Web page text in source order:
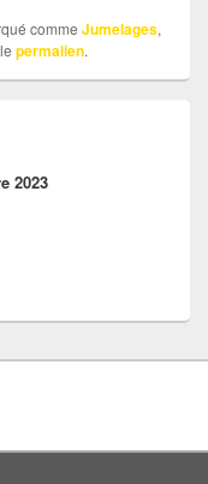
comme Jumelages,
permalien.
2023